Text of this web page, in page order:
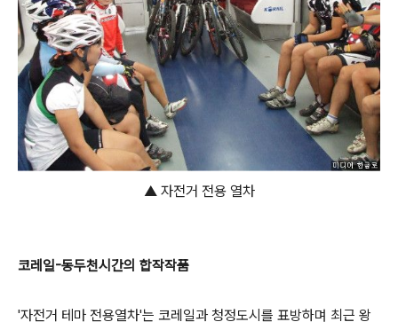
▲ 자전거 전용 열차
코레일-동두천시간의 합작작품
'자전거 테마 전용열차'는 코레일과 청정도시를 표방하며 최근 왕